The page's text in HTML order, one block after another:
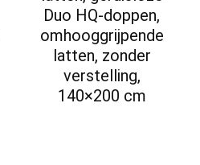
Duo HQ-doppen,
omhooggrijpende
latten, zonder
verstelling,
140×200 cm